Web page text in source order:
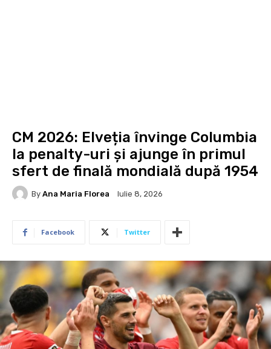
CM 2026: Elveția învinge Columbia
la penalty-uri și ajunge în primul
sfert de finală mondială după 1954
By Ana Maria Florea Iulie 8, 2026
Facebook Twitter